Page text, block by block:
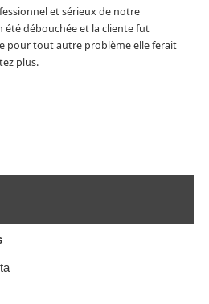
et sérieux de notre
été débouchée et la cliente fut
pour tout autre problème elle ferait
plus.